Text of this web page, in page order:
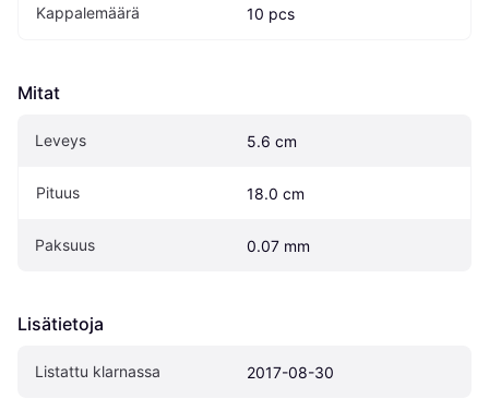
Kappalemäärä 10 pcs
Mitat
Leveys 5.6 cm
Pituus 18.0 cm
Paksuus 0.07 mm
Lisätietoja
Listattu klarnassa 2017-08-30